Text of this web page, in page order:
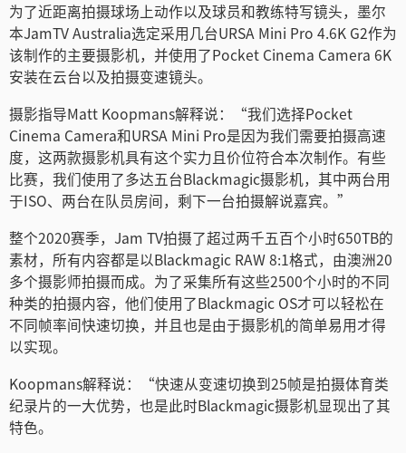
Netherlands
New Zealand
Norway
Poland
Portugal
Singapore
South Africa
Spain
Sweden
Turkey
为了近距离拍摄球场上动作以及球员和教练特写镜头，墨尔
本JamTV Australia选定采用几台URSA Mini Pro 4.6K G2作为
该制作的主要摄影机，并使用了Pocket Cinema Camera 6K
安装在云台以及拍摄变速镜头。
摄影指导Matt Koopmans解释说：“我们选择Pocket
Cinema Camera和URSA Mini Pro是因为我们需要拍摄高速
度，这两款摄影机具有这个实力且价位符合本次制作。有些
比赛，我们使用了多达五台Blackmagic摄影机，其中两台用
于ISO、两台在队员房间，剩下一台拍摄解说嘉宾。”
整个2020赛季，Jam TV拍摄了超过两千五百个小时650TB的
素材，所有内容都是以Blackmagic RAW 8:1格式，由澳洲20
多个摄影师拍摄而成。为了采集所有这些2500个小时的不同
种类的拍摄内容，他们使用了Blackmagic OS才可以轻松在
不同帧率间快速切换，并且也是由于摄影机的简单易用才得
以实现。
Koopmans解释说：“快速从变速切换到25帧是拍摄体育类
纪录片的一大优势，也是此时Blackmagic摄影机显现出了其
特色。